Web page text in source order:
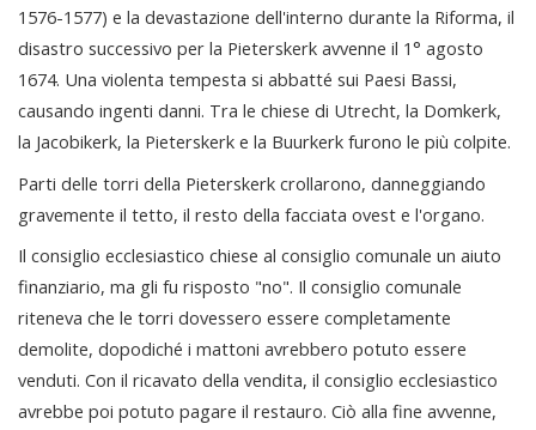
1576-1577) e la devastazione dell'interno durante la Riforma, il
disastro successivo per la Pieterskerk avvenne il 1° agosto
1674. Una violenta tempesta si abbatté sui Paesi Bassi,
causando ingenti danni. Tra le chiese di Utrecht, la Domkerk,
la Jacobikerk, la Pieterskerk e la Buurkerk furono le più colpite.
Parti delle torri della Pieterskerk crollarono, danneggiando
gravemente il tetto, il resto della facciata ovest e l'organo.
Il consiglio ecclesiastico chiese al consiglio comunale un aiuto
finanziario, ma gli fu risposto "no". Il consiglio comunale
riteneva che le torri dovessero essere completamente
demolite, dopodiché i mattoni avrebbero potuto essere
venduti. Con il ricavato della vendita, il consiglio ecclesiastico
avrebbe poi potuto pagare il restauro. Ciò alla fine avvenne,